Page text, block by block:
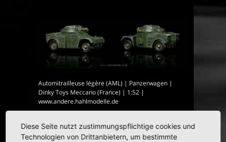
Automitrailleuse légère (AML) | Panzerwagen |
Dinky Toys Meccano (France) | 1:52 |
www.andere.hahlmodelle.de
Diese Seite nutzt zustimmungspflichtige cookies und
Technologien von Drittanbietern, um bestimmte